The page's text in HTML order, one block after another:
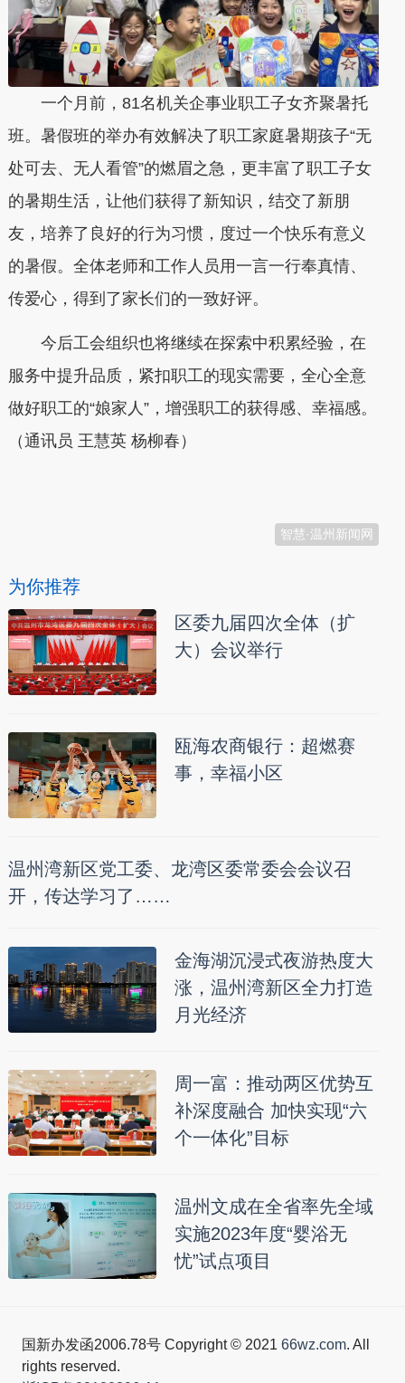
一个月前，81名机关企事业职工子女齐聚暑托
班。暑假班的举办有效解决了职工家庭暑期孩子“无
处可去、无人看管”的燃眉之急，更丰富了职工子女
的暑期生活，让他们获得了新知识，结交了新朋
友，培养了良好的行为习惯，度过一个快乐有意义
的暑假。全体老师和工作人员用一言一行奉真情、
传爱心，得到了家长们的一致好评。
今后工会组织也将继续在探索中积累经验，在
服务中提升品质，紧扣职工的现实需要，全心全意
做好职工的“娘家人”，增强职工的获得感、幸福感。
（通讯员 王慧英 杨柳春 ）
智慧·温州新闻网
为你推荐
区委九届四次全体（扩
大）会议举行
瓯海农商银行：超燃赛
事，幸福小区
温州湾新区党工委、龙湾区委常委会会议召
开，传达学习了……
金海湖沉浸式夜游热度大
涨，温州湾新区全力打造
月光经济
周一富：推动两区优势互
补深度融合 加快实现“六
个一体化”目标
温州文成在全省率先全域
实施2023年度“婴浴无
忧”试点项目
国新办发函2006.78号 Copyright © 2021 66wz.com. All
rights reserved.